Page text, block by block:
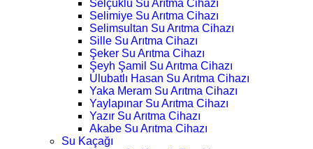
Selçuklu Su Arıtma Cihazı
Selimiye Su Arıtma Cihazı
Selimsultan Su Arıtma Cihazı
Sille Su Arıtma Cihazı
Şeker Su Arıtma Cihazı
Şeyh Şamil Su Arıtma Cihazı
Ulubatlı Hasan Su Arıtma Cihazı
Yaka Meram Su Arıtma Cihazı
Yaylapınar Su Arıtma Cihazı
Yazır Su Arıtma Cihazı
Akabe Su Arıtma Cihazı
Su Kaçağı